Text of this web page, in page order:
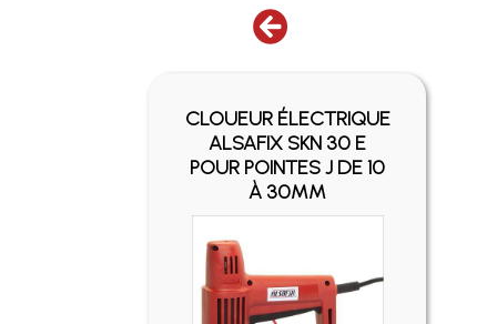
CLOUEUR ÉLECTRIQUE
ALSAFIX SKN 30 E
POUR POINTES J DE 10
À 30MM